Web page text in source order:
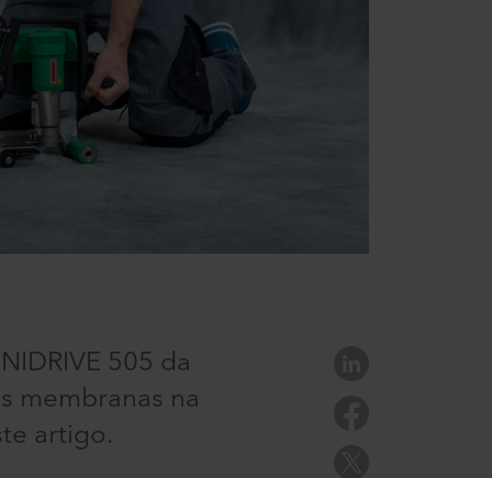
505 da
membranas na
artigo.